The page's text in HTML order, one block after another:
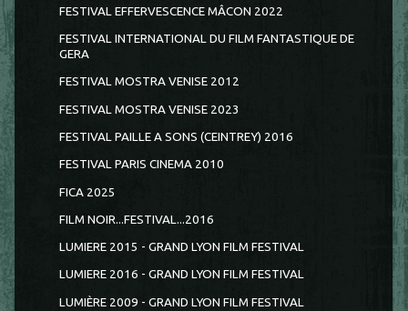
FESTIVAL EFFERVESCENCE MÂCON 2022
FESTIVAL INTERNATIONAL DU FILM FANTASTIQUE DE
GERA
FESTIVAL MOSTRA VENISE 2012
FESTIVAL MOSTRA VENISE 2023
FESTIVAL PAILLE A SONS (CEINTREY) 2016
FESTIVAL PARIS CINEMA 2010
FICA 2025
FILM NOIR...FESTIVAL...2016
LUMIERE 2015 - GRAND LYON FILM FESTIVAL
LUMIERE 2016 - GRAND LYON FILM FESTIVAL
LUMIÈRE 2009 - GRAND LYON FILM FESTIVAL